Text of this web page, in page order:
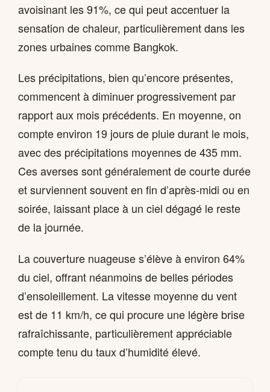
avoisinant les 91%, ce qui peut accentuer la
sensation de chaleur, particulièrement dans les
zones urbaines comme Bangkok.
Les précipitations, bien qu’encore présentes,
commencent à diminuer progressivement par
rapport aux mois précédents. En moyenne, on
compte environ 19 jours de pluie durant le mois,
avec des précipitations moyennes de 435 mm.
Ces averses sont généralement de courte durée
et surviennent souvent en fin d’après-midi ou en
soirée, laissant place à un ciel dégagé le reste
de la journée.
La couverture nuageuse s’élève à environ 64%
du ciel, offrant néanmoins de belles périodes
d’ensoleillement. La vitesse moyenne du vent
est de 11 km/h, ce qui procure une légère brise
rafraîchissante, particulièrement appréciable
compte tenu du taux d’humidité élevé.